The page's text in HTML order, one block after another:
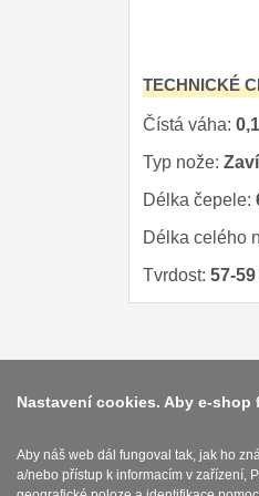
TECHNICKÉ
Čístá váha:
Typ nože:
Délka čepele:
Délka celého
Tvrdost: 57-
Nastavení cookies. Aby e-
Aby náš web dál fungoval tak, jak ho
a/nebo přístup k informacím v zařízení,